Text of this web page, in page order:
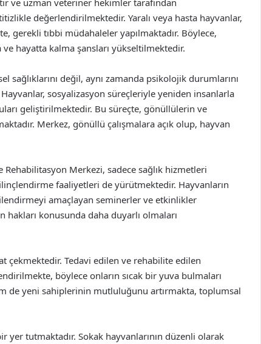
değerlendirilmektedir. Yaralı veya hasta hayvanlar,
gerekli tıbbi müdahaleler yapılmaktadır. Böylece,
ve hayatta kalma şansları yükseltilmektedir.
sağlıklarını değil, aynı zamanda psikolojik durumlarını
sosyalizasyon süreçleriyle yeniden insanlarla
geliştirilmektedir. Bu süreçte, gönüllülerin ve
Merkez, gönüllü çalışmalara açık olup, hayvan
Rehabilitasyon Merkezi, sadece sağlık hizmetleri
faaliyetleri de yürütmektedir. Hayvanların
amaçlayan seminerler ve etkinlikler
konusunda daha duyarlı olmaları
çekmektedir. Tedavi edilen ve rehabilite edilen
böylece onların sıcak bir yuva bulmaları
de yeni sahiplerinin mutluluğunu artırmakta, toplumsal
yer tutmaktadır. Sokak hayvanlarının düzenli olarak